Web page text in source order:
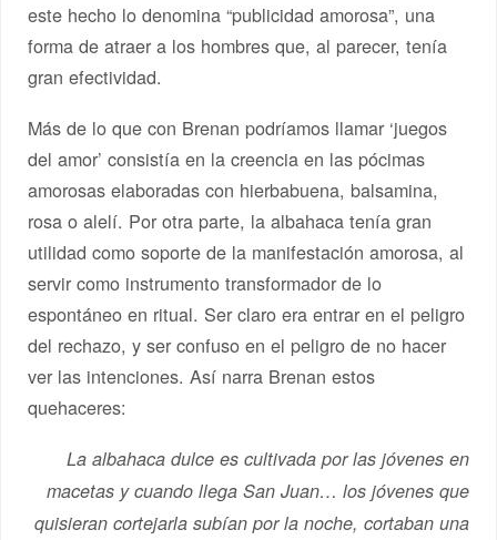
este hecho lo denomina “publicidad amorosa”, una
forma de atraer a los hombres que, al parecer, tenía
gran efectividad.
Más de lo que con Brenan podríamos llamar ‘juegos
del amor’ consistía en la creencia en las pócimas
amorosas elaboradas con hierbabuena, balsamina,
rosa o alelí. Por otra parte, la albahaca tenía gran
utilidad como soporte de la manifestación amorosa, al
servir como instrumento transformador de lo
espontáneo en ritual. Ser claro era entrar en el peligro
del rechazo, y ser confuso en el peligro de no hacer
ver las intenciones. Así narra Brenan estos
quehaceres:
La albahaca dulce es cultivada por las jóvenes en
macetas y cuando llega San Juan… los jóvenes que
quisieran cortejarla subían por la noche, cortaban una